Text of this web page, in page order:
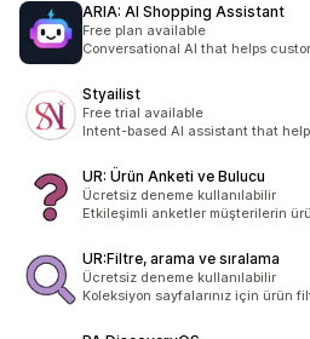
ARIA: AI Shopping Assistant
Free plan available
Conversational AI that helps
Styailist
Free trial available
Intent-based AI assistant that
UR: Ürün Anketi ve Bulucu
Ücretsiz deneme kullanılabilir
Etkileşimli anketler müşterilerin
UR:Filtre, arama ve sıralama
Ücretsiz deneme kullanılabilir
Koleksiyon sayfalarınız için ürün